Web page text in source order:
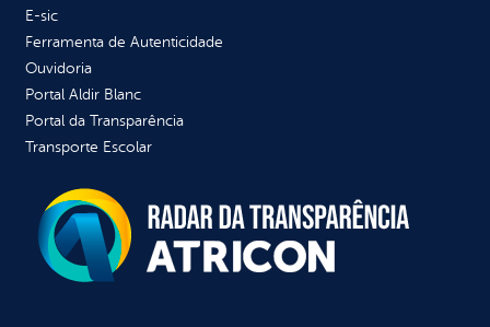
E-sic
Ferramenta de Autenticidade
Ouvidoria
Portal Aldir Blanc
Portal da Transparência
Transporte Escolar